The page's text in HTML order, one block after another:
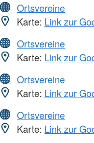
Ortsvereine
Karte: Link zur
Ortsvereine
Karte: Link zur
Ortsvereine
Karte: Link zur
Ortsvereine
Karte: Link zur